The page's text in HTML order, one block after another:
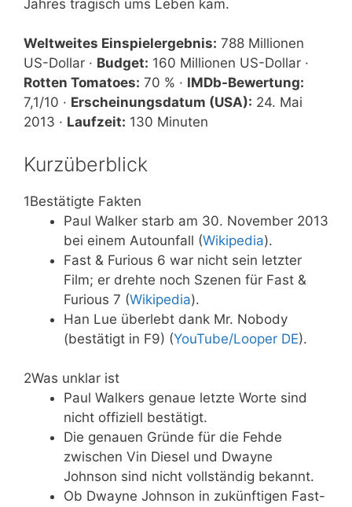
Jahres tragisch ums Leben kam.
Weltweites Einspielergebnis: 788 Millionen
US-Dollar · Budget: 160 Millionen US-Dollar ·
Rotten Tomatoes: 70 % · IMDb-Bewertung:
7,1/10 · Erscheinungsdatum (USA): 24. Mai
2013 · Laufzeit: 130 Minuten
Kurzüberblick
1Bestätigte Fakten
Paul Walker starb am 30. November 2013
bei einem Autounfall (Wikipedia).
Fast & Furious 6 war nicht sein letzter
Film; er drehte noch Szenen für Fast &
Furious 7 (Wikipedia).
Han Lue überlebt dank Mr. Nobody
(bestätigt in F9) (YouTube/Looper DE).
2Was unklar ist
Paul Walkers genaue letzte Worte sind
nicht offiziell bestätigt.
Die genauen Gründe für die Fehde
zwischen Vin Diesel und Dwayne
Johnson sind nicht vollständig bekannt.
Ob Dwayne Johnson in zukünftigen Fast-